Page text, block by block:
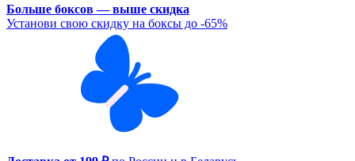
Больше боксов — выше скидка
Установи свою скидку на боксы до -65%